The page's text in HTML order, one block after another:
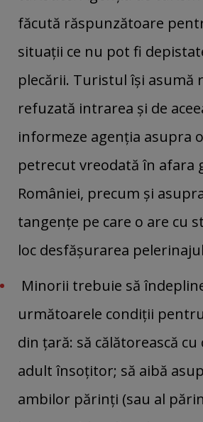
făcută răspunzătoare
situaţii ce nu pot fi
plecării. Turistul îşi asumă
refuzată intrarea şi de
informeze agenţia asupra
petrecut vreodată în afara
României, precum şi
tangenţe pe care o are cu
loc desfăşurarea
Minorii trebuie să
următoarele condiţii
din ţară: să călătorească
adult însoţitor; să aibă
ambilor părinţi (sau al